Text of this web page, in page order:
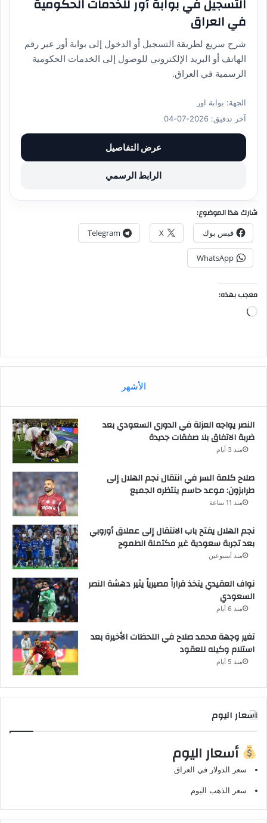
التسجيل في بوابة أور للخدمات الحكومية
في العراق
شرح سريع لطريقة التسجيل أو الدخول إلى بوابة أور عبر رقم
الهاتف أو البريد الإلكتروني للوصول إلى الخدمات الحكومية
الرسمية في العراق.
الجهة: بوابة اور
آخر تدقيق: 2026-07-04
عرض التفاصيل
الرابط الرسمي
شارك هذا الموضوع:
فيس بوك X
Telegram
WhatsApp
معجب بهذه:
جاري
الأشهر
النصر يواجه العزلة في الدوري السعودي بعد
ضربة الاتفاق بلا صفقات جديدة
منذ 3 أيام
صلاح كلمة السر في انتقال نجم الهلال إلى
طرابزون: موعد حاسم ينتظره الجميع
منذ 11 ساعة
نجم الهلال يفتح باب الانتقال إلى عملاق أوروبي
بعد تجربة سعودية غير مكتملة الطموح
منذ أسبوعين
نواف العقيدي يتخذ قراراً مصيرياً يثير دهشة النصر
السعودي
منذ 6 أيام
تغير وجهة محمد صلاح في اللحظات الأخيرة بعد
استلام وكيله للعقود
منذ 5 أيام
اسعار اليوم
أسعار اليوم
سعر الدولار في العراق
سعر الذهب اليوم